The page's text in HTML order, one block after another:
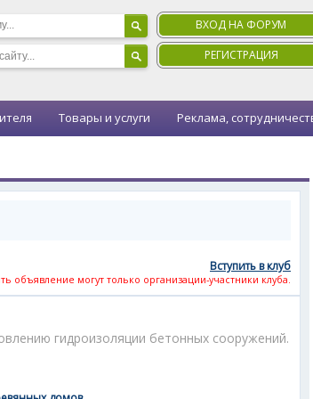
ВХОД НА ФОРУМ
РЕГИСТРАЦИЯ
Товары и услуги Реклама,
Вступить в клуб
объявление могут только организации-участники клуба.
гидроизоляции бетонных сооружений.